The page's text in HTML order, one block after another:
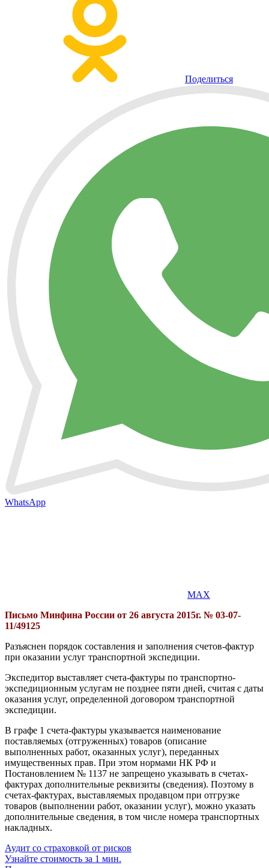
Поделиться
WhatsApp
MAX
Письмо Минфина России от 26 августа 2015г. № 03-07-
11/49125
Разъяснен порядок составления и заполнения счетов-фактур
при оказании услуг транспортной экспедиции.
Экспедитор выставляет счета-фактуры по транспортно-
экспедиционным услугам не позднее пяти дней, считая с даты
оказания услуг, определенной договором транспортной
экспедиции.
В графе 1 счета-фактуры указывается наименование
поставляемых (отгруженных) товаров (описание
выполненных работ, оказанных услуг), переданных
имущественных прав. При этом нормами НК РФ и
Постановлением № 1137 не запрещено указывать в счетах-
фактурах дополнительные реквизиты (сведения). Поэтому в
счетах-фактурах, выставляемых продавцом при отгрузке
товаров (выполнении работ, оказании услуг), можно указать
дополнительные сведения, в том числе номера транспортных
накладных.
Аудит со страховкой от рисков
Узнайте стоимость за 1 мин.